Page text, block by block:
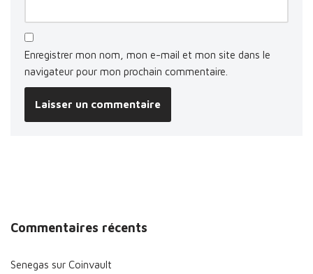
Enregistrer mon nom, mon e-mail et mon site dans le
navigateur pour mon prochain commentaire.
Commentaires récents
Senegas sur Coinvault